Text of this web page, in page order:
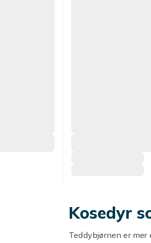
Kosedyr
Teddybjørnen er